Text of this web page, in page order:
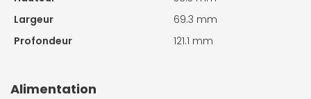
Largeur
69.3 mm
Profondeur
121.1 mm
Alimentation